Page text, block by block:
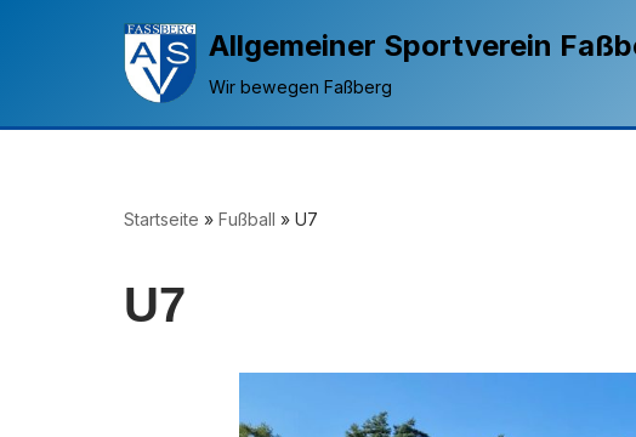
springen
Allgemeiner Sportverein
Wir bewegen Faßberg
Startseite » Fußball » U7
U7